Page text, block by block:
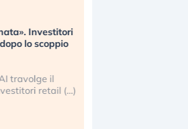
il
(…)
Quando la finanza pesa più
dell’economia reale. L’America
La ricchezza mondiale cresce,
sempre più sganciata